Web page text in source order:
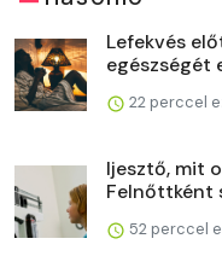
Lefekvés
egészségét
22 perccel
Ijesztő, mit
Felnőttként
52 perccel